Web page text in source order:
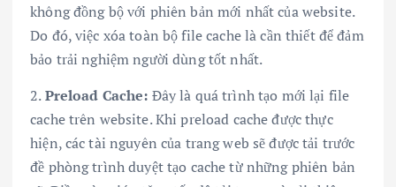
không đồng bộ với phiên bản mới nhất của website.
Do đó, việc xóa toàn bộ file cache là cần thiết để đảm
bảo trải nghiệm người dùng tốt nhất.
2.Preload Cache: Đây là quá trình tạo mới lại file
cache trên website. Khi preload cache được thực
hiện, các tài nguyên của trang web sẽ được tải trước
đề phòng trình duyệt tạo cache từ những phiên bản